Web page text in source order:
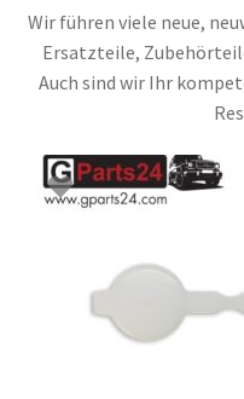
Wir führen viele neue,
Ersatzteile,
Auch sind wir Ihr